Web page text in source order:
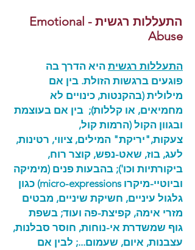
התעללות רגשית - Emotional
Abuse
התעללות רגשית היא הדרך בה
פוגעים ברגשות הזולת. בין אם
מילולית (בהקנטות, כינויים לא
מחמיאים, או קללות); בין אם בעוצמת
ובגוון הקול (הרמות קול,
צעקות,"יריקת" המילים, ציווי, רטינות,
לעג, בוז, שאט-נפש, קוצר רוח,
ביקורתיות וכו'); בהבעות פנים (מימיקה
וביוטיי-מיקרו micro-expressions) כגון
גלגול עיניים, חשיקת שיניים, מבטים
מזרי אימה, קפיצת-פה ועוד; בשפת
גוף שמשדרת אי-נוחות, חוסר סבלנות,
עצבנות, איום, שעמום...; לבין אם